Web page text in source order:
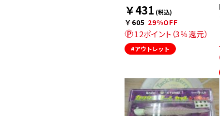
￥431 (税込)
￥605 29%OFF
12ポイント（3％還元）
#アウトレット